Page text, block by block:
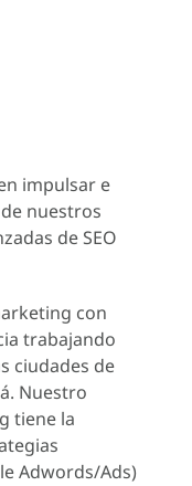
impulsar e
nuestros
de SEO
con
trabajando
ciudades de
Nuestro
tiene la
Adwords/Ads)